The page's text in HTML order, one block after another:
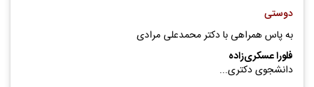
دوستی
به پاس همراهی با دکتر محمدعلی مرادی
فلورا عسکری‌زاده
دانشجوی دکتری...